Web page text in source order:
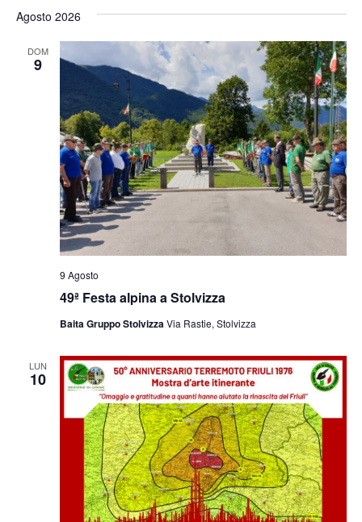
viste
la
Agosto 2026
DOM
9
49ª Festa alpina a Stolvizza
9 Agosto
Baita Gruppo StolvizzaVia Rastie, Stolvizza
LUN
10